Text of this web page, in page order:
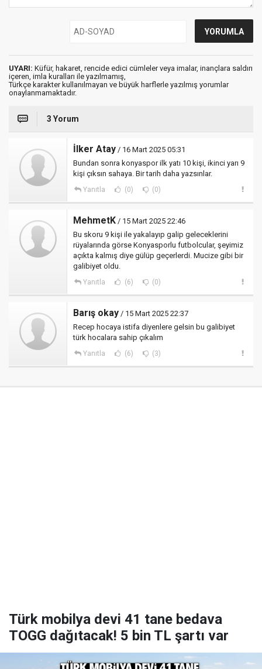
UYARI: Küfür, hakaret, rencide edici cümleler veya imalar, inançlara saldırı
içeren, imla kuralları ile yazılmamış,
Türkçe karakter kullanılmayan ve büyük harflerle yazılmış yorumlar
onaylanmamaktadır.
3 Yorum
İlker Atay / 16 Mart 2025 05:31
Bundan sonra konyaspor ilk yatı 10 kişi, ikinci yarı 9
kişi çıksın sahaya. Bir tarih daha yazsınlar.
Yanıtla (0) (0)
MehmetK / 15 Mart 2025 22:46
Bu skoru 9 kişi ile yakalayıp galip geleceklerini
rüyalarında görse Konyasporlu futbolcular, şeyimiz
açıkta kalmış diye gülüp geçerlerdi. Mucize gibi bir
galibiyet oldu.
Yanıtla (6) (0)
Barış okay / 15 Mart 2025 22:37
Recep hocaya istifa diyenlere gelsin bu galibiyet
türk hocalara sahip çıkalım
Yanıtla (6) (3)
Türk mobilya devi 41 tane bedava
TOGG dağıtacak! 5 bin TL şartı var